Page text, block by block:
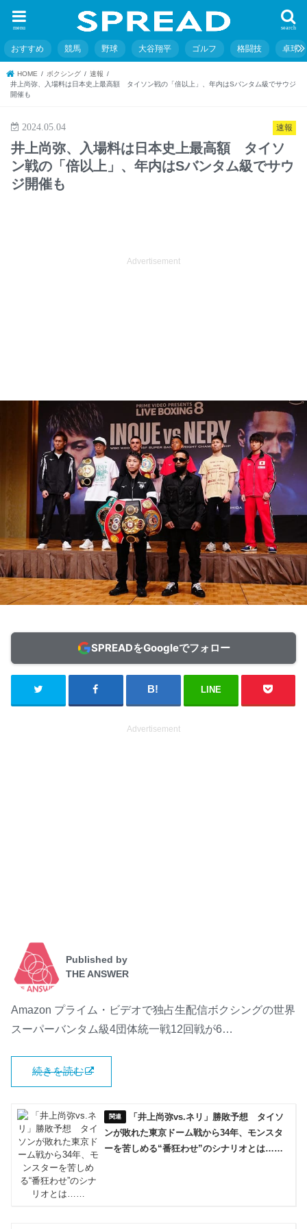
search
menu
おすすめ 競馬 野球 大谷翔平 ゴルフ 格闘技 卓球
HOME ボクシング
速報
井上尚弥、入場料は日本史上最高額 タイソン戦の「倍以上」、年内はSバンタム級でサウジ
開催も
速報
2024.05.04
井上尚弥、入場料は日本史上最高額 タイソ
ン戦の「倍以上」、年内はSバンタム級でサウ
ジ開催も
Advertisement
SPREADをGoogleでフォロー
LINE
Advertisement
Published by
THE ANSWER
Amazon プライム・ビデオで独占生配信ボクシングの世界
スーパーバンタム級4団体統一戦12回戦が6…
続きを読む
「井上尚弥vs.ネリ」勝敗予想 タイソ
ンが敗れた東京ドーム戦から34年、モンスタ
ーを苦しめる“番狂わせ”のシナリオとは……